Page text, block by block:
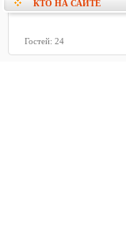
КТО НА САЙТЕ
Гостей: 24